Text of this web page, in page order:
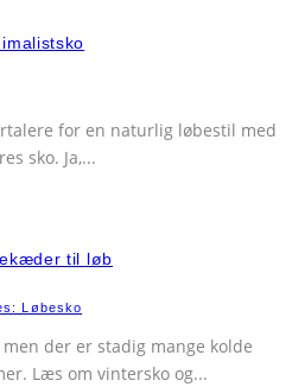
for en naturlig løbestil med
sko. Ja,...
til løb
Løbesko
der er stadig mange kolde
Læs om vintersko og...